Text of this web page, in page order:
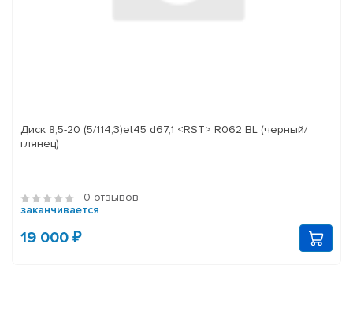
Диск 8,5-20 (5/114,3)et45 d67,1 <RST> R062 BL (черный/
глянец)
0 отзывов
заканчивается
19 000 ₽